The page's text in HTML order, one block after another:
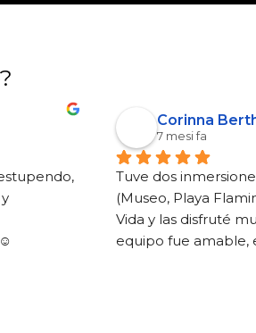
Corinna
7 mesi fa
Tuve dos
(Museo, Playa
Vida y las disfruté
equipo fue amable,